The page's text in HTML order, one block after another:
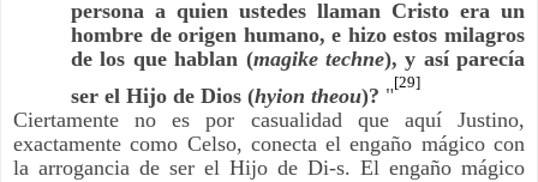
persona a quien ustedes llaman Cristo era un
hombre de origen humano, e hizo estos milagros
de los que hablan (magike techne), y así parecía
ser el Hijo de Dios (hyion theou)? "
[29]
Ciertamente no es por casualidad que aquí Justino,
exactamente como Celso, conecta el engaño mágico con
la arrogancia de ser el Hijo de Di-s. El engaño mágico